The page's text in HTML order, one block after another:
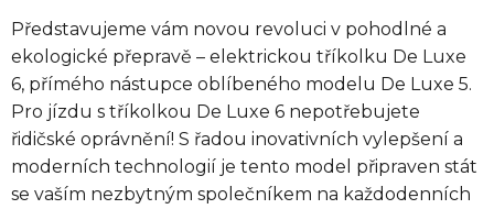
Představujeme vám novou revoluci v pohodlné a
ekologické přepravě – elektrickou tříkolku De Luxe
6, přímého nástupce oblíbeného modelu De Luxe 5.
Pro jízdu s tříkolkou De Luxe 6 nepotřebujete
řidičské oprávnění! S řadou inovativních vylepšení a
moderních technologií je tento model připraven stát
se vaším nezbytným společníkem na každodenních